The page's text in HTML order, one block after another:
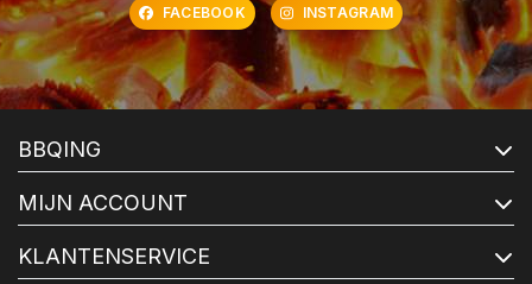
FACEBOOK INSTAGRAM
BBQING
MIJN ACCOUNT
KLANTENSERVICE